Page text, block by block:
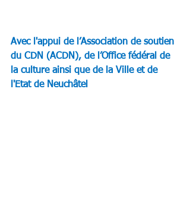
Avec l'appui de l’Association de soutien
du CDN (ACDN), de l’Office fédéral de
la culture ainsi que de la Ville et de
l'Etat de Neuchâtel